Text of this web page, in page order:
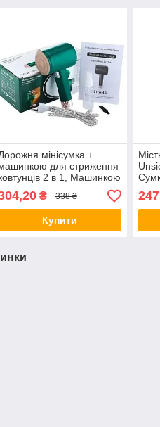
мінісумка +
для стриження
2 в 1, Машинкою
для стриження ковтунців 2
1 + праска
₴ 338 ₴
Купити